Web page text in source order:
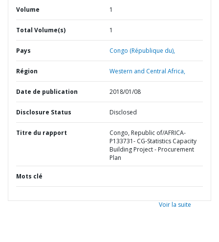
Volume 1
Total Volume(s) 1
Pays Congo (République du),
Région Western and Central Africa,
Date de publication 2018/01/08
Disclosure Status Disclosed
Titre du rapport
Congo, Republic of/AFRICA-
P133731- CG-Statistics Capacity
Building Project - Procurement
Plan
Mots clé
Voir la suite